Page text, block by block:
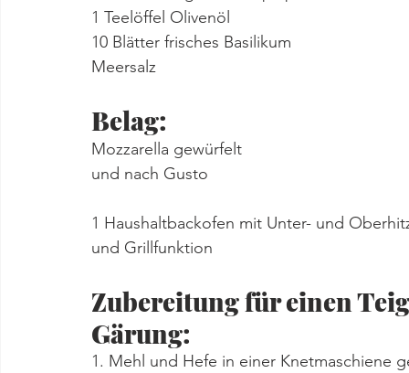
1 Teelöffel Olivenöl
10 Blätter frisches Basilikum
Meersalz
Belag:
Mozzarella gewürfelt
und nach Gusto
1 Haushaltbackofen mit Unter- und
und Grillfunktion
Zubereitung für einen
Gärung:
1. Mehl und Hefe in einer Knetmaschiene